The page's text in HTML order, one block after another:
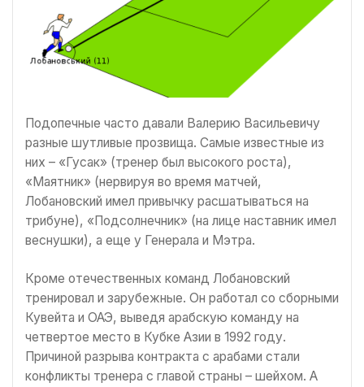
Подопечные часто давали Валерию Васильевичу
разные шутливые прозвища. Самые известные из
них – «Гусак» (тренер был высокого роста),
«Маятник» (нервируя во время матчей,
Лобановский имел привычку расшатываться на
трибуне), «Подсолнечник» (на лице наставник имел
веснушки), а еще у Генерала и Мэтра.
Кроме отечественных команд Лобановский
тренировал и зарубежные. Он работал со сборными
Кувейта и ОАЭ, выведя арабскую команду на
четвертое место в Кубке Азии в 1992 году.
Причиной разрыва контракта с арабами стали
конфликты тренера с главой страны – шейхом. А